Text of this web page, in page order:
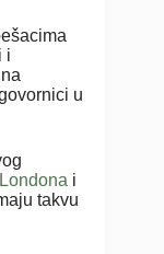
i
u
Londona i
takvu